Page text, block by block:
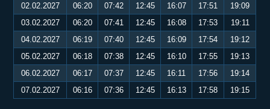
02.02.2027
06:20 07:42 12:45 16:07 17:51
19:09
03.02.2027
06:20 07:41 12:45 16:08 17:53
19:11
04.02.2027
06:19 07:40 12:45 16:09 17:54
19:12
05.02.2027
06:18 07:38 12:45 16:10 17:55
19:13
06.02.2027
06:17 07:37 12:45 16:11 17:56
19:14
07.02.2027
06:16 07:36 12:45 16:13 17:58 19:15